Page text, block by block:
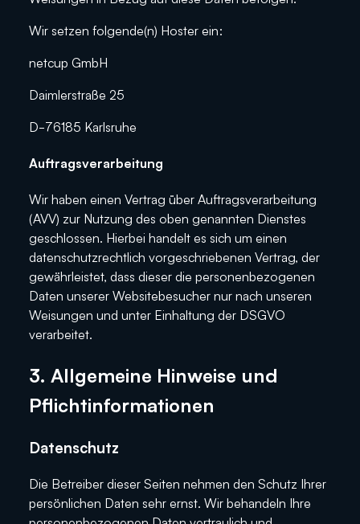
Wir setzen folgende(n) Hoster ein:
netcup GmbH
Daimlerstraße 25
D-76185 Karlsruhe
Auftragsverarbeitung
Wir haben einen Vertrag über Auftragsverarbeitung
(AVV) zur Nutzung des oben genannten Dienstes
geschlossen. Hierbei handelt es sich um einen
datenschutzrechtlich vorgeschriebenen Vertrag, der
gewährleistet, dass dieser die personenbezogenen
Daten unserer Websitebesucher nur nach unseren
Weisungen und unter Einhaltung der DSGVO
verarbeitet.
3. Allgemeine Hinweise und
Pflichtinformationen
Datenschutz
Die Betreiber dieser Seiten nehmen den Schutz Ihrer
persönlichen Daten sehr ernst. Wir behandeln Ihre